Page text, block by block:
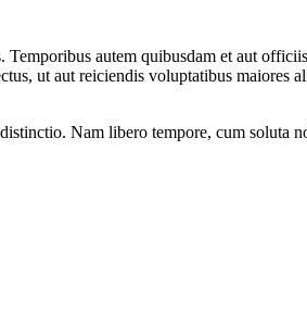
autem quibusdam et aut
ut aut reiciendis voluptatibus maiores
Nam libero tempore, cum soluta